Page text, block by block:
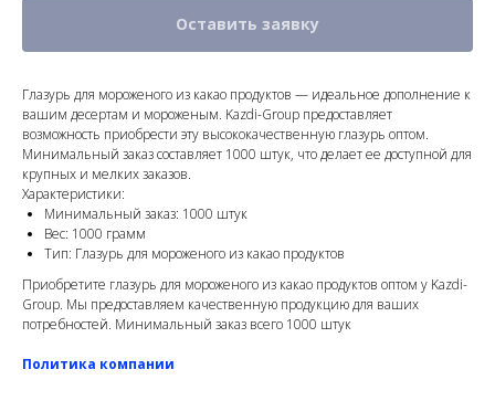
Оставить заявку
Глазурь для мороженого из какао продуктов — идеальное дополнение к
вашим десертам и мороженым. Kazdi-Group предоставляет
возможность приобрести эту высококачественную глазурь оптом.
Минимальный заказ составляет 1000 штук, что делает ее доступной для
крупных и мелких заказов.
Характеристики:
Минимальный заказ: 1000 штук
Вес: 1000 грамм
Тип: Глазурь для мороженого из какао продуктов
Приобретите глазурь для мороженого из какао продуктов оптом у Kazdi-
Group. Мы предоставляем качественную продукцию для ваших
потребностей. Минимальный заказ всего 1000 штук
Политика компании